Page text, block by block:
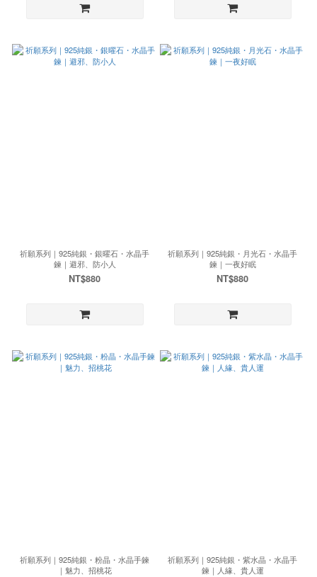
祈願系列｜925純銀・銀曜石・水晶手
鍊｜避邪、防小人
NT$880
祈願系列｜925純銀・月光石・水晶手
鍊｜一夜好眠
NT$880
祈願系列｜925純銀・粉晶・水晶手鍊
｜魅力、招桃花
祈願系列｜925純銀・紫水晶・水晶手
鍊｜人緣、貴人運